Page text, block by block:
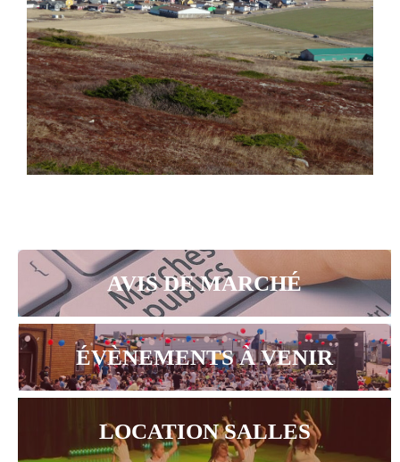
AVIS DE MARCHÉ
ÉVÈNEMENTS À VENIR
LOCATION SALLES